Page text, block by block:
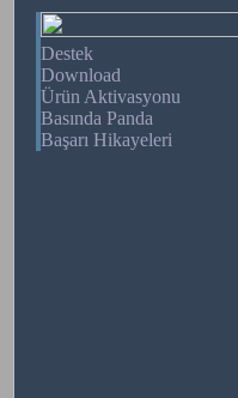
Destek
Download
Ürün Aktivasyonu
Basında Panda
Başarı Hikayeleri